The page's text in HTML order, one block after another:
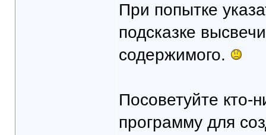
При попытке
подсказке
содержимого.
Посоветуйте кто-
программу для